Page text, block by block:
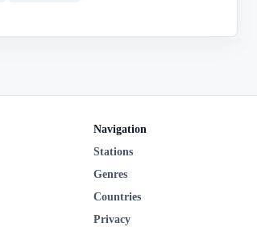
Navigation
Stations
Genres
Countries
Privacy